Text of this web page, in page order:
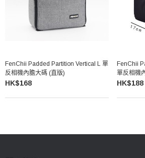
FenChii Padded Partition Vertical L 單
反相機內膽大碼 (直版)
HK$168
FenChii
單反相機
HK$188